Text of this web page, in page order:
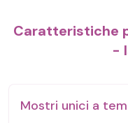
Caratteristiche
-
Mostri unici a